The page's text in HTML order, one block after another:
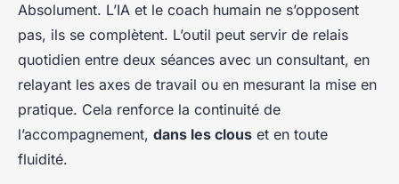
Absolument. L’IA et le coach humain ne s’opposent
pas, ils se complètent. L’outil peut servir de relais
quotidien entre deux séances avec un consultant, en
relayant les axes de travail ou en mesurant la mise en
pratique. Cela renforce la continuité de
l’accompagnement, dans les clous et en toute
fluidité.